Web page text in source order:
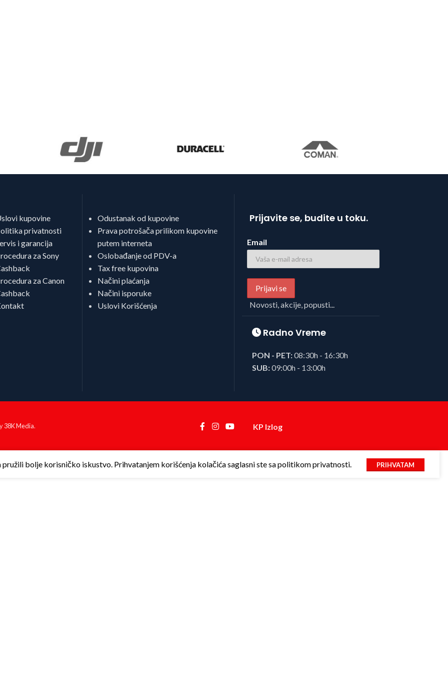
kupovine
privatnosti
i garancija
za Sony
za Canon
Odustanak od kupovine
Prava potrošača prilikom kupovine
putem interneta
Oslobađanje od PDV-a
Tax free kupovina
Načini plaćanja
Načini isporuke
Uslovi Korišćenja
Prijavite se, budite u toku.
Email
Novosti, akcije, popusti...
Radno Vreme
PON - PET:08:30h - 16:30h
SUB:09:00h - 13:00h
38K Media. KP Izlog
bolje korisničko iskustvo. Prihvatanjem korišćenja kolačića saglasni ste sa politikom privatnosti. PRIHVATAM